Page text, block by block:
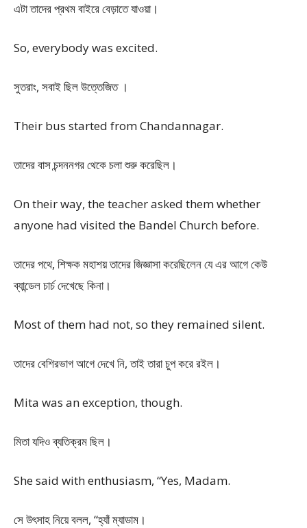
এটা তাদের প্রথম বাইরে বেড়াতে যাওয়া।
So, everybody was excited.
সুতরাং, সবাই ছিল উত্তেজিত ।
Their bus started from Chandannagar.
তাদের বাস চন্দননগর থেকে চলা শুরু করেছিল।
On their way, the teacher asked them whether
anyone had visited the Bandel Church before.
তাদের পথে, শিক্ষক মহাশয় তাদের জিজ্ঞাসা করেছিলেন যে এর আগে কেউ
ব্যান্ডেল চার্চ দেখেছে কিনা।
Most of them had not, so they remained silent.
তাদের বেশিরভাগ আগে দেখে নি, তাই তারা চুপ করে রইল।
Mita was an exception, though.
মিতা যদিও ব্যতিক্রম ছিল।
She said with enthusiasm, “Yes, Madam.
সে উৎসাহ নিয়ে বলল, “হ্যাঁ ম্যাডাম।